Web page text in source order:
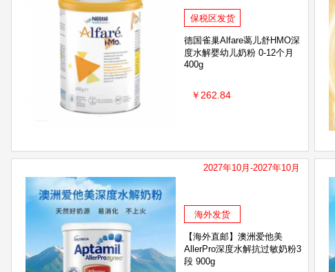
保税区发货
德国雀巢Alfare蔼儿舒HMO深
度水解婴幼儿奶粉 0-12个月
400g
￥262.84
2027年10月-2027年10月
海外发货
【海外直邮】澳洲爱他美
AllerPro深度水解抗过敏奶粉3
段 900g